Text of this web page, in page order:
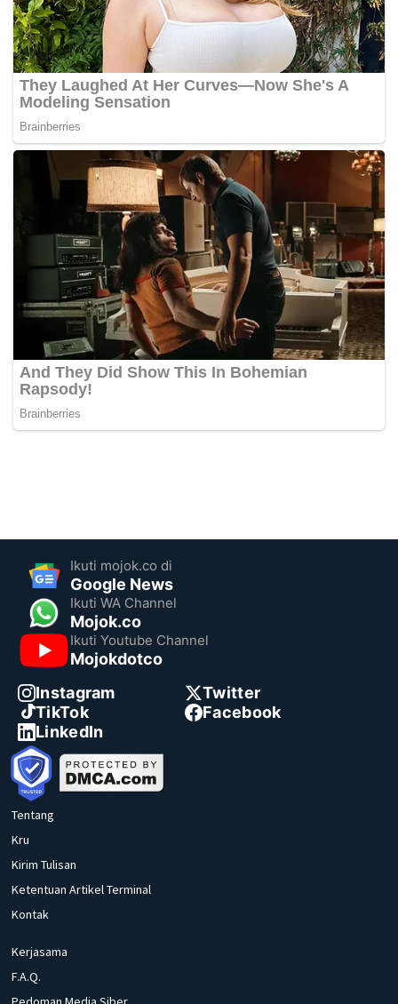
Ikuti mojok.co di
Google News
Ikuti WA Channel
Mojok.co
Ikuti Youtube Channel
Mojokdotco
Instagram
Twitter
TikTok
Facebook
LinkedIn
Tentang
Kru
Kirim Tulisan
Ketentuan Artikel Terminal
Kontak
Kerjasama
F.A.Q.